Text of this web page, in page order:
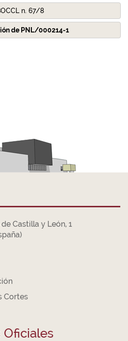
n. 67/8
de PNL/000214-1
Castilla y León, 1
Cortes